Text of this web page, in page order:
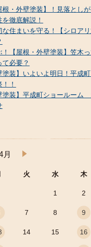
根・外壁塗装】！見落とし
徹底解説！
な住まいを守る！【シロア
！【屋根・外壁塗装】笠木
て必要？
塗装】いよいよ明日！平成
！
塗装】平成町ショールーム
月
火 水 木
1 2
7 8 9
14 15 16